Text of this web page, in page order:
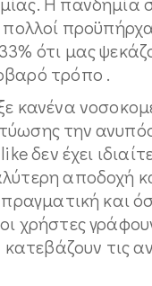
ότι μας
τρόπο .
κανένα
την
δεν έχει
αποδοχή
και
χρήστες
τις